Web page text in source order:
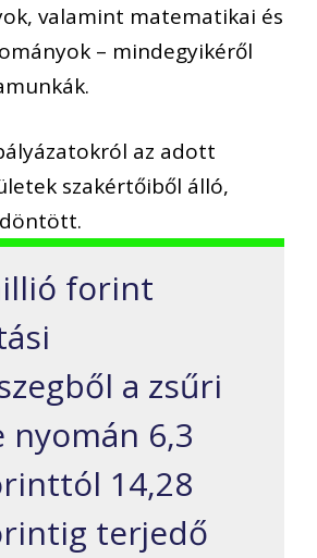
valamint matematikai és
– mindegyikéről
az adott
szakértőiből álló,
forint
a zsűri
nyomán 6,3
14,28
terjedő